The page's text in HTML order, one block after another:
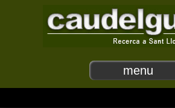
menu